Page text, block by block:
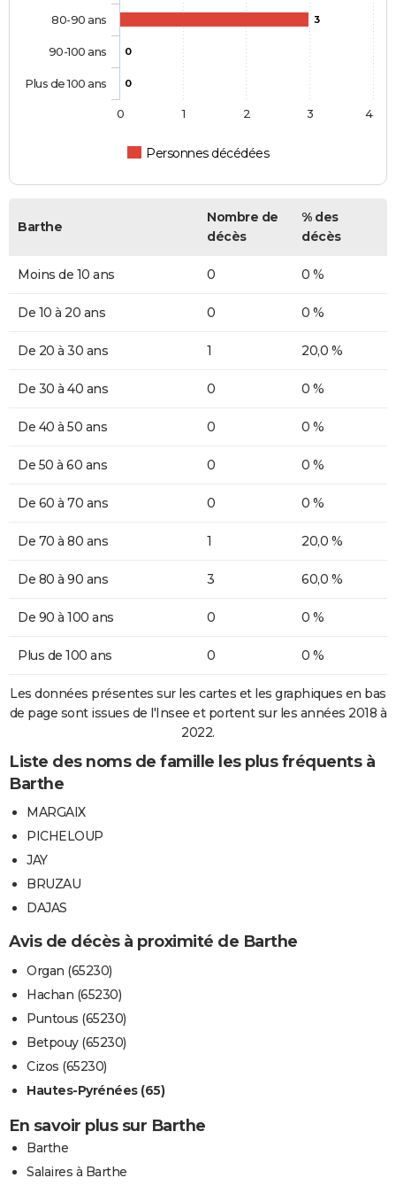
3
0
0
Personnes décédées
80-90 ans
90-100 ans
Plus de 100 ans
0 1 2 3 4
Barthe
Nombre de
décès
% des
décès
Moins de 10 ans 0 0 %
De 10 à 20 ans 0 0 %
De 20 à 30 ans 1 20,0 %
De 30 à 40 ans 0 0 %
De 40 à 50 ans 0 0 %
De 50 à 60 ans 0 0 %
De 60 à 70 ans 0 0 %
De 70 à 80 ans 1 20,0 %
De 80 à 90 ans 3 60,0 %
De 90 à 100 ans 0 0 %
Plus de 100 ans 0 0 %
Les données présentes sur les cartes et les graphiques en bas
de page sont issues de l'Insee et portent sur les années 2018 à
2022.
Liste des noms de famille les plus fréquents à
Barthe
MARGAIX
PICHELOUP
JAY
BRUZAU
DAJAS
Avis de décès à proximité de Barthe
Organ (65230)
Hachan (65230)
Puntous (65230)
Betpouy (65230)
Cizos (65230)
Hautes-Pyrénées (65)
En savoir plus sur Barthe
Barthe
Salaires à Barthe